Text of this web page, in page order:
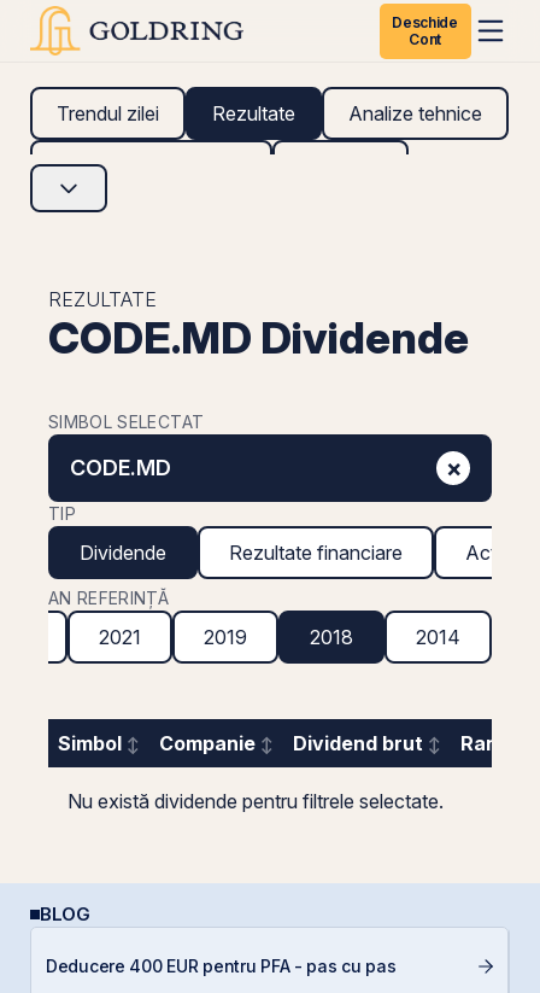
Deschide
Cont
Trendul zilei Rezultate Analize tehnice
Analize fundamentale
REZULTATE
CODE.MD Dividende
SIMBOL SELECTAT
CODE.MD ×
TIP
Dividende Rezultate financiare Acțiuni
AN REFERINȚĂ
2021 2019 2018 2014
Simbol Companie Dividend brut
Nu există dividende pentru filtrele selectate.
BLOG
Deducere 400 EUR pentru PFA - pas cu pas